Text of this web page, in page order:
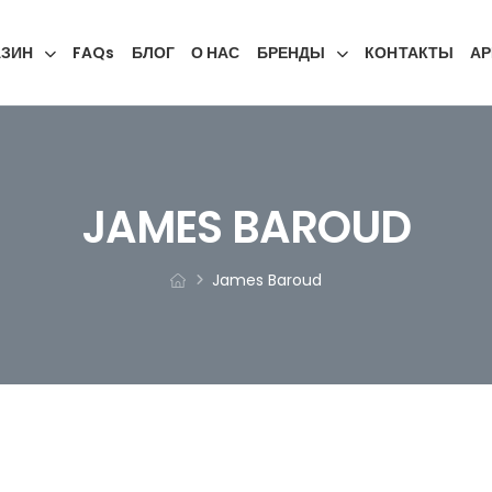
FAQs БЛОГ О НАС БРЕНДЫ КОНТАКТЫ
JAMES BAROUD
James Baroud